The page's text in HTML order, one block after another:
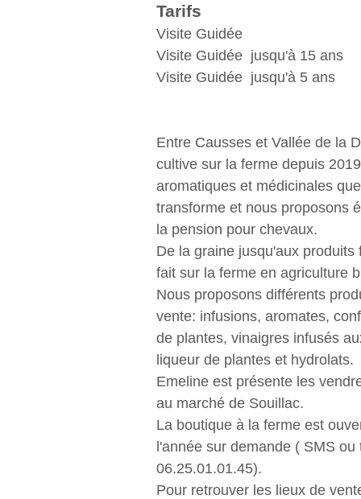
Tarifs
Visite Guidée
Visite Guidée jusqu'à 15 ans
Visite Guidée jusqu'à 5 ans
Entre Causses et Vallée de la
cultive sur la ferme depuis
aromatiques et médicinales
transforme et nous proposons
la pension pour chevaux.
De la graine jusqu'aux produits
fait sur la ferme en agriculture
Nous proposons différents
vente: infusions, aromates,
de plantes, vinaigres infusés
liqueur de plantes et hydrolats.
Emeline est présente les
au marché de Souillac.
La boutique à la ferme est
l'année sur demande ( SMS ou
06.25.01.01.45).
Pour retrouver les lieux de